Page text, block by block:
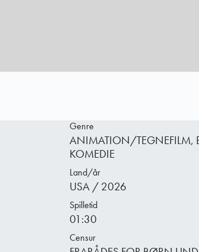
Genre
ANIMATION/TEGNEFILM,
KOMEDIE
Land/år
USA / 2026
Spilletid
01:30
Censur